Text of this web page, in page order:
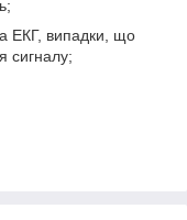
ЕКГ, випадки, що
сигналу;